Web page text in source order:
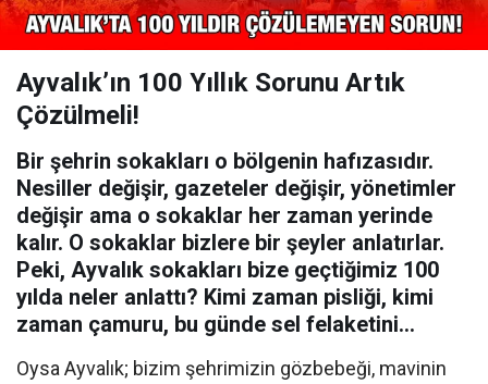
Ayvalık’ın 100 Yıllık Sorunu Artık
Çözülmeli!
Bir şehrin sokakları o bölgenin hafızasıdır.
Nesiller değişir, gazeteler değişir, yönetimler
değişir ama o sokaklar her zaman yerinde
kalır. O sokaklar bizlere bir şeyler anlatırlar.
Peki, Ayvalık sokakları bize geçtiğimiz 100
yılda neler anlattı? Kimi zaman pisliği, kimi
zaman çamuru, bu günde sel felaketini…
Oysa Ayvalık; bizim şehrimizin gözbebeği, mavinin